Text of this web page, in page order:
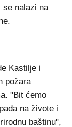
se nalazi na
Kastilje i
požara
"Bit ćemo
na živote i
baštinu",